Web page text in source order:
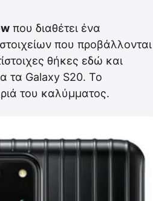
που διαθέτει ένα
που προβάλλονται
θήκες εδώ και
τα Galaxy S20. Το
του καλύμματος.